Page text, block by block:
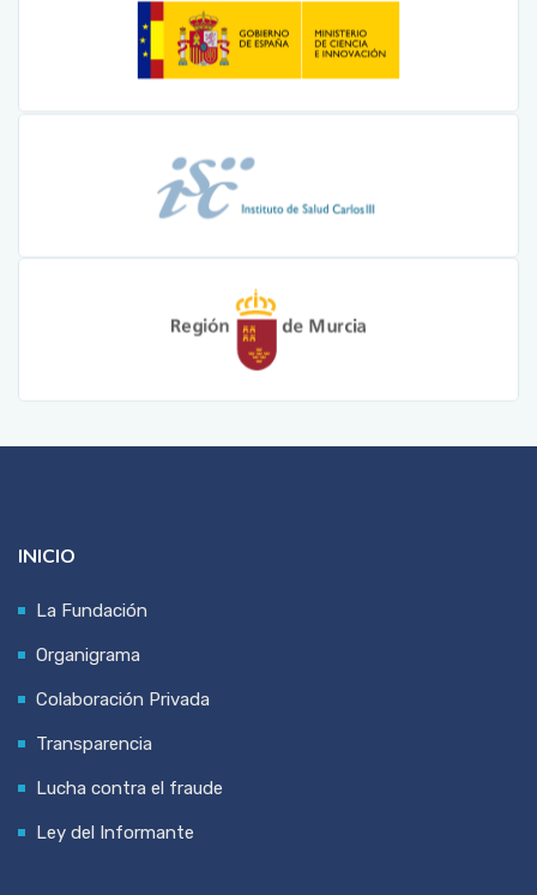
INICIO
La Fundación
Organigrama
Colaboración Privada
Transparencia
Lucha contra el fraude
Ley del Informante